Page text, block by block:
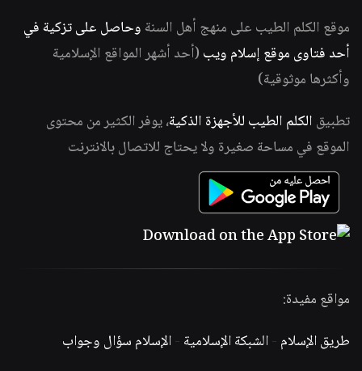
موقع الكلم الطيب على منهج أهل السنة وحاصل على تزكية في
أحد فتاوى موقع إسلام ويب (أحد أشهر المواقع الإسلامية
وأكثرها موثوقية)
تطبيق الكلم الطيب للأجهزة الذكية، يوفر الكثير من محتوى
الموقع في مساحة صغيرة ولا يحتاج للاتصال بالانترنت
مواقع مفيدة:
طريق الإسلام -الشبكة الإسلامية -الإسلام سؤال وجواب